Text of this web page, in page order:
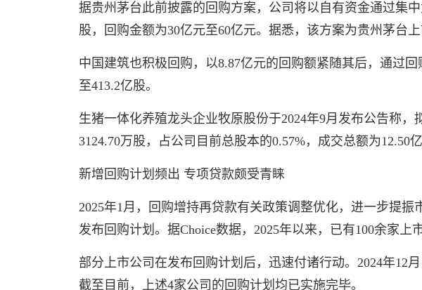
据贵州茅台此前披露的回购方案，公司将以自有资金通过集
股，回购金额为30亿元至60亿元。据悉，该方案为贵州茅台
中国建筑也积极回购，以8.87亿元的回购额紧随其后，通过
至413.2亿股。
生猪一体化养殖龙头企业牧原股份于2024年9月发布公告称
3124.70万股，占公司目前总股本的0.57%，成交总额为12.50
新增回购计划频出 专项贷款颇受青睐
2025年1月，回购增持再贷款有关政策调整优化，进一步提
发布回购计划。据Choice数据，2025年以来，已有100余家上
部分上市公司在发布回购计划后，迅速付诸行动。2024年12
截至目前，上述4家公司的回购计划均已实施完毕。